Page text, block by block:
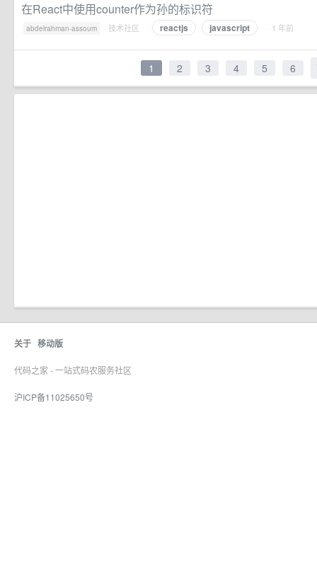
在React中使用counter作为孙的标识符
abdelrahman-assoum · 技术社区 · reactjs javascript · 1 年前
1 2 3 4 5 6
关于 移动版
代码之家 - 一站式码农服务社区
沪ICP备11025650号